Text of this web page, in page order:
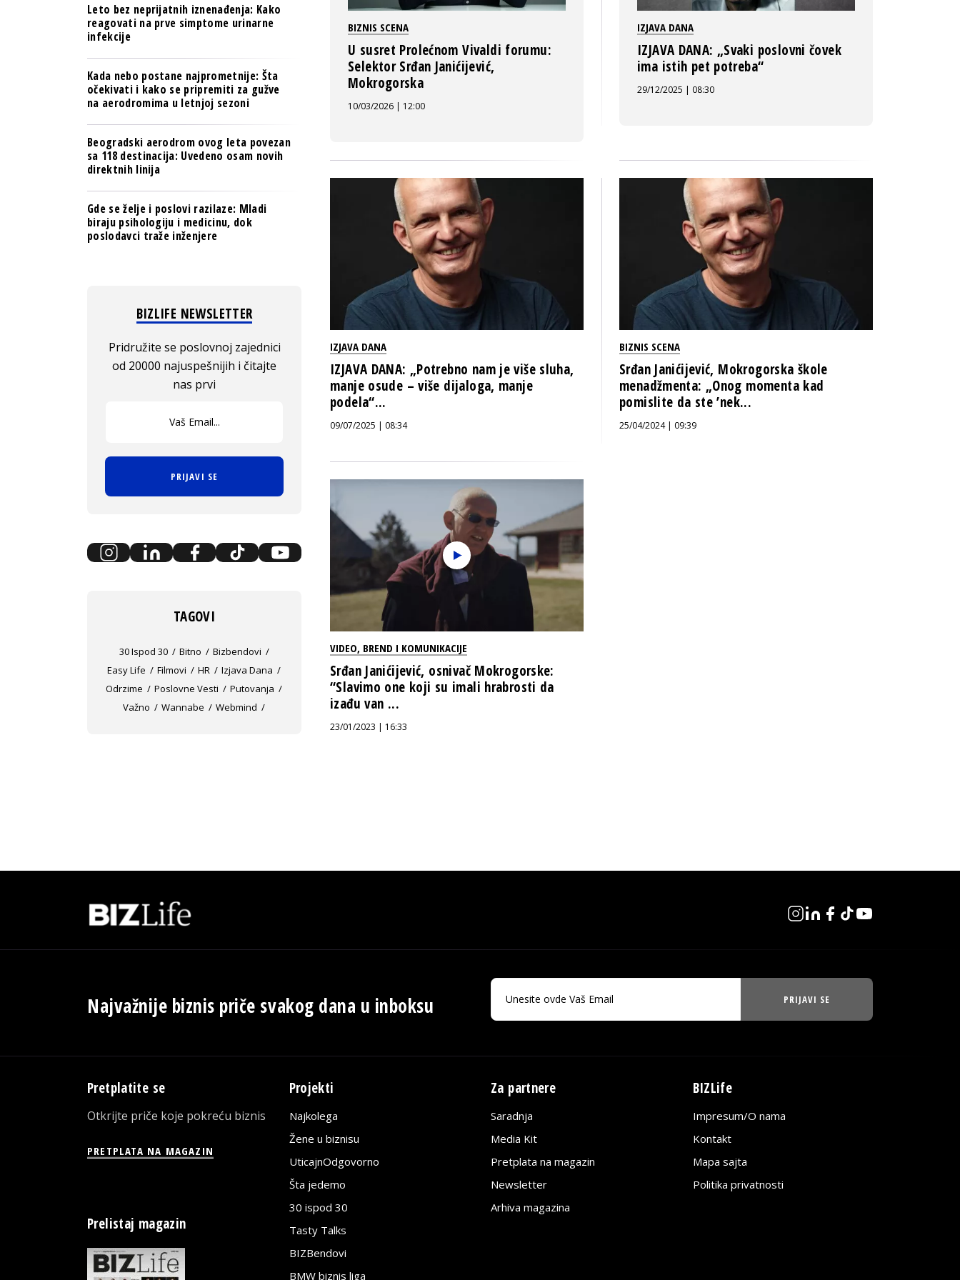
BIZNIS SCENA
U susret Prolećnom Vivaldi forumu:
Selektor Srđan Janićijević,
Mokrogorska
10/03/2026 | 12:00
IZJAVA DANA
IZJAVA DANA: „Svaki poslovni čovek
ima istih pet potreba“
29/12/2025 | 08:30
IZJAVA DANA
IZJAVA DANA: „Potrebno nam je više sluha,
manje osude – više dijaloga, manje
podela“...
09/07/2025 | 08:34
BIZNIS SCENA
Srđan Janićijević, Mokrogorska škole
menadžmenta: „Onog momenta kad
pomislite da ste ’nek...
25/04/2024 | 09:39
VIDEO, BREND I KOMUNIKACIJE
Srđan Janićijević, osnivač Mokrogorske:
“Slavimo one koji su imali hrabrosti da
izađu van ...
23/01/2023 | 16:33
Leto bez neprijatnih iznenađenja: Kako
reagovati na prve simptome urinarne
infekcije
Kada nebo postane najprometnije: Šta
očekivati i kako se pripremiti za gužve
na aerodromima u letnjoj sezoni
Beogradski aerodrom ovog leta povezan
sa 118 destinacija: Uvedeno osam novih
direktnih linija
Gde se želje i poslovi razilaze: Mladi
biraju psihologiju i medicinu, dok
poslodavci traže inženjere
BIZLIFE NEWSLETTER
Pridružite se poslovnoj zajednici
od 20000 najuspešnijih i čitajte
nas prvi
PRIJAVI SE
TAGOVI
30 Ispod 30 Bitno
Bizbendovi
Easy Life
Filmovi HR
Izjava Dana
Odrzime
Poslovne Vesti
Putovanja
Važno
Wannabe Webmind
Najvažnije biznis priče svakog dana u inboksu PRIJAVI SE
Pretplatite se
Otkrijte priče koje pokreću biznis
PRETPLATA NA MAGAZIN
Prelistaj magazin
Projekti
Najkolega
Žene u biznisu
UticajnOdgovorno
Šta jedemo
30 ispod 30
Tasty Talks
BIZBendovi
BMW biznis liga
Za partnere
Saradnja
Media Kit
Pretplata na magazin
Newsletter
Arhiva magazina
BIZLife
Impresum/O nama
Kontakt
Mapa sajta
Politika privatnosti